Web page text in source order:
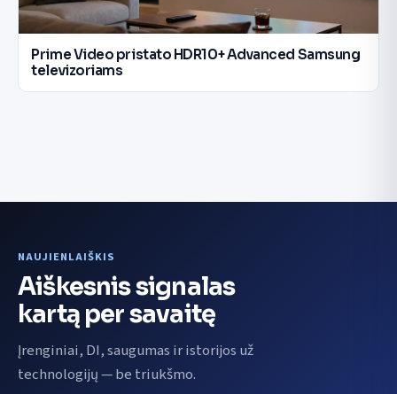
Prime Video pristato HDR10+ Advanced Samsung
televizoriams
NAUJIENLAIŠKIS
Aiškesnis signalas
kartą per savaitę
Įrenginiai, DI, saugumas ir istorijos už
technologijų — be triukšmo.